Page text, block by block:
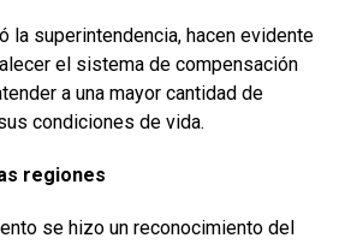
la superintendencia, hacen evidente
el sistema de compensación
a una mayor cantidad de
condiciones de vida.
regiones
se hizo un reconocimiento del